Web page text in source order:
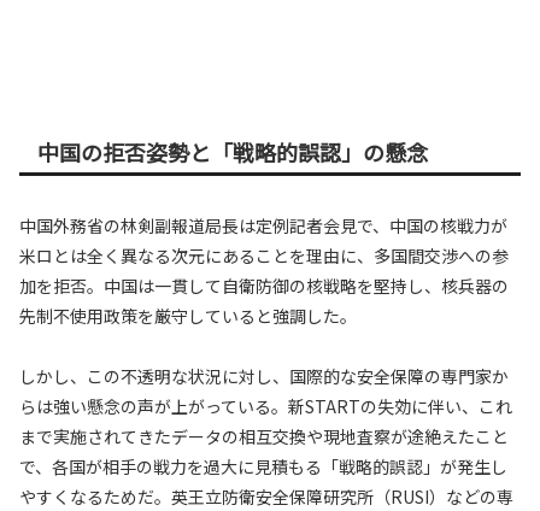
中国の拒否姿勢と「戦略的誤認」の懸念
中国外務省の林剣副報道局長は定例記者会見で、中国の核戦力が
米ロとは全く異なる次元にあることを理由に、多国間交渉への参
加を拒否。中国は一貫して自衛防御の核戦略を堅持し、核兵器の
先制不使用政策を厳守していると強調した。
しかし、この不透明な状況に対し、国際的な安全保障の専門家か
らは強い懸念の声が上がっている。新STARTの失効に伴い、これ
まで実施されてきたデータの相互交換や現地査察が途絶えたこと
で、各国が相手の戦力を過大に見積もる「戦略的誤認」が発生し
やすくなるためだ。英王立防衛安全保障研究所（RUSI）などの専